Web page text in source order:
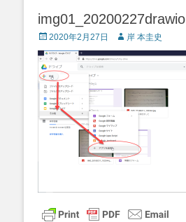
img01_20200227drawio
Posted
on
2020年2月27日 Author
岸 本圭史